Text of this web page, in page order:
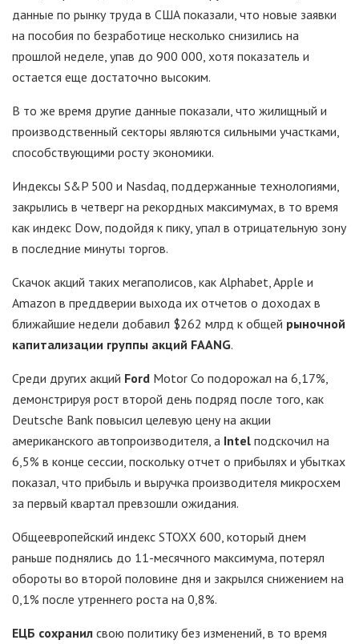
данные по рынку труда в США показали, что новые заявки
на пособия по безработице несколько снизились на
прошлой неделе, упав до 900 000, хотя показатель и
остается еще достаточно высоким.
В то же время другие данные показали, что жилищный и
производственный секторы являются сильными участками,
способствующими росту экономики.
Индексы S&P 500 и Nasdaq, поддержанные технологиями,
закрылись в четверг на рекордных максимумах, в то время
как индекс Dow, подойдя к пику, упал в отрицательную зону
в последние минуты торгов.
Скачок акций таких мегаполисов, как Alphabet, Apple и
Amazon в преддверии выхода их отчетов о доходах в
ближайшие недели добавил $262 млрд к общей рыночной
капитализации группы акций FAANG.
Среди других акций Ford Motor Co подорожал на 6,17%,
демонстрируя рост второй день подряд после того, как
Deutsche Bank повысил целевую цену на акции
американского автопроизводителя, а Intel подскочил на
6,5% в конце сессии, поскольку отчет о прибылях и убытках
показал, что прибыль и выручка производителя микросхем
за первый квартал превзошли ожидания.
Общеевропейский индекс STOXX 600, который днем
раньше поднялись до 11-месячного максимума, потерял
обороты во второй половине дня и закрылся снижением на
0,1% после утреннего роста на 0,8%.
ЕЦБ сохранил свою политику без изменений, в то время